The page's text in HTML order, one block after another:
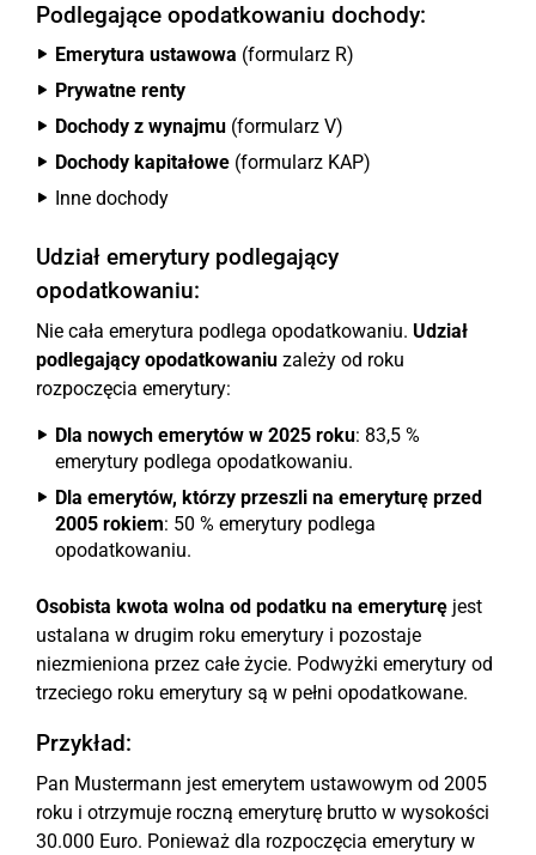
Podlegające opodatkowaniu dochody:
Emerytura ustawowa (formularz R)
Prywatne renty
Dochody z wynajmu (formularz V)
Dochody kapitałowe (formularz KAP)
Inne dochody
Udział emerytury podlegający
opodatkowaniu:
Nie cała emerytura podlega opodatkowaniu. Udział
podlegający opodatkowaniu zależy od roku
rozpoczęcia emerytury:
Dla nowych emerytów w 2025 roku: 83,5 %
emerytury podlega opodatkowaniu.
Dla emerytów, którzy przeszli na emeryturę przed
2005 rokiem: 50 % emerytury podlega
opodatkowaniu.
Osobista kwota wolna od podatku na emeryturę jest
ustalana w drugim roku emerytury i pozostaje
niezmieniona przez całe życie. Podwyżki emerytury od
trzeciego roku emerytury są w pełni opodatkowane.
Przykład:
Pan Mustermann jest emerytem ustawowym od 2005
roku i otrzymuje roczną emeryturę brutto w wysokości
30.000 Euro. Ponieważ dla rozpoczęcia emerytury w